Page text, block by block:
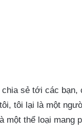
sẻ tới các bạn,
tôi lại là một
một thể loại mang